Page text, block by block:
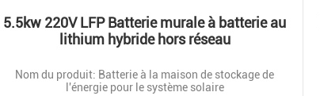
5.5kw 220V LFP Batterie murale à batterie au
lithium hybride hors réseau
Nom du produit: Batterie à la maison de stockage de
l'énergie pour le système solaire